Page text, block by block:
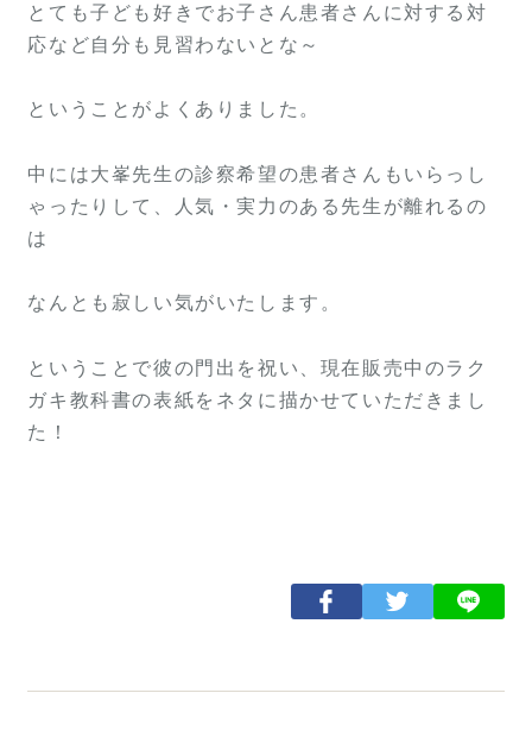
とても子ども好きでお子さん患者さんに対する対
応など自分も見習わないとな～
ということがよくありました。
中には大峯先生の診察希望の患者さんもいらっし
ゃったりして、人気・実力のある先生が離れるの
は
なんとも寂しい気がいたします。
ということで彼の門出を祝い、現在販売中のラク
ガキ教科書の表紙をネタに描かせていただきまし
た！